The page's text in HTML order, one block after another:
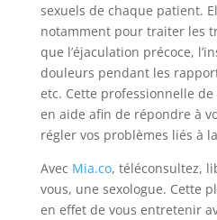
sexuels de chaque patient.
notamment pour traiter les
que l’éjaculation précoce,
douleurs pendant les
etc. Cette professionnelle
en aide afin de répondre à
régler vos problèmes liés à
Avec Mia.co, téléconsultez,
vous, une sexologue. Cette
en effet de vous entretenir